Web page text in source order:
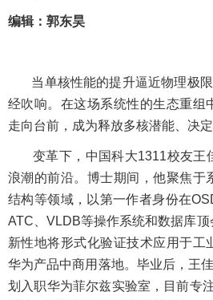
编辑：郭东昊
当单核性能的提升逼近物理极限
经吹响。在这场系统性的生态重组
走向台前，成为释放多核潜能、决
变革下，中国科大1311校友王
浪潮的前沿。博士期间，他聚焦于
结构等领域，以第一作者身份在
ATC、VLDB等操作系统和数据库顶
新性地将形式化验证技术应用于工
华为产品中商用落地。毕业后，王
划入职华为菲尔兹实验室，目前专